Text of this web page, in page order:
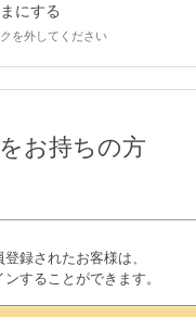
にする
を外してください
お持ちの方
録されたお客様は、
することができます。